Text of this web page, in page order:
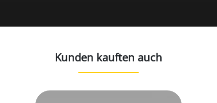
Kunden kauften auch